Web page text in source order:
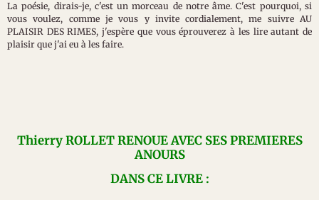
La poésie, dirais-je, c'est un morceau de notre âme. C'est pourquoi, si
vous voulez, comme je vous y invite cordialement, me suivre AU
PLAISIR DES RIMES, j'espère que vous éprouverez à les lire autant de
plaisir que j'ai eu à les faire.
Thierry ROLLET RENOUE AVEC SES PREMIERES
ANOURS
DANS CE LIVRE :